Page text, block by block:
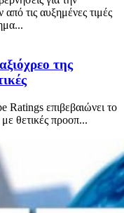
τις αυξημένες τιμές
της
Ratings επιβεβαιώνει το
θετικές προοπ...